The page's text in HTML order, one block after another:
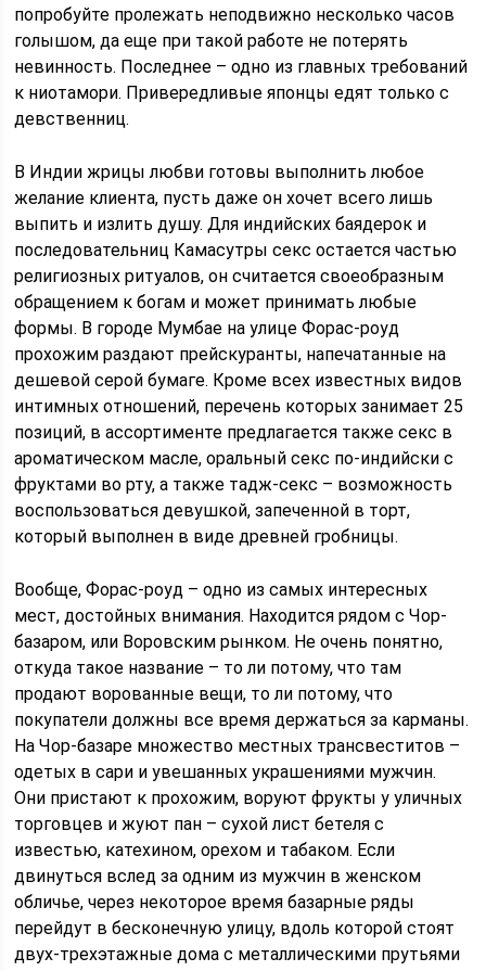
попробуйте пролежать неподвижно несколько часов
голышом, да еще при такой работе не потерять
невинность. Последнее – одно из главных требований
к ниотамори. Привередливые японцы едят только с
девственниц.
В Индии жрицы любви готовы выполнить любое
желание клиента, пусть даже он хочет всего лишь
выпить и излить душу. Для индийских баядерок и
последовательниц Камасутры секс остается частью
религиозных ритуалов, он считается своеобразным
обращением к богам и может принимать любые
формы. В городе Мумбае на улице Форас-роуд
прохожим раздают прейскуранты, напечатанные на
дешевой серой бумаге. Кроме всех известных видов
интимных отношений, перечень которых занимает 25
позиций, в ассортименте предлагается также секс в
ароматическом масле, оральный секс по-индийски с
фруктами во рту, а также тадж-секс – возможность
воспользоваться девушкой, запеченной в торт,
который выполнен в виде древней гробницы.
Вообще, Форас-роуд – одно из самых интересных
мест, достойных внимания. Находится рядом с Чор-
базаром, или Воровским рынком. Не очень понятно,
откуда такое название – то ли потому, что там
продают ворованные вещи, то ли потому, что
покупатели должны все время держаться за карманы.
На Чор-базаре множество местных трансвеститов –
одетых в сари и увешанных украшениями мужчин.
Они пристают к прохожим, воруют фрукты у уличных
торговцев и жуют пан – сухой лист бетеля с
известью, катехином, орехом и табаком. Если
двинуться вслед за одним из мужчин в женском
обличье, через некоторое время базарные ряды
перейдут в бесконечную улицу, вдоль которой стоят
двух-трехэтажные дома с металлическими прутьями